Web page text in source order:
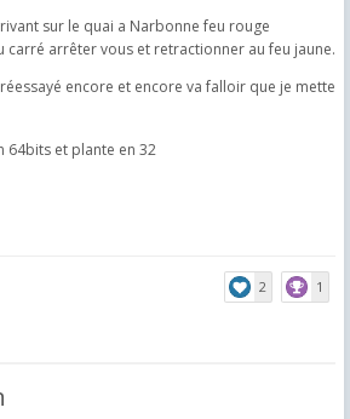
sur le quai a Narbonne feu rouge
carré arrêter vous et retractionner au feu jaune.
encore et encore va falloir que je mette
64bits et plante en 32
2 1